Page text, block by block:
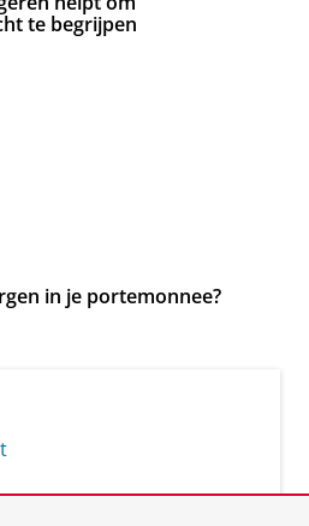
te begrijpen
in je portemonnee?